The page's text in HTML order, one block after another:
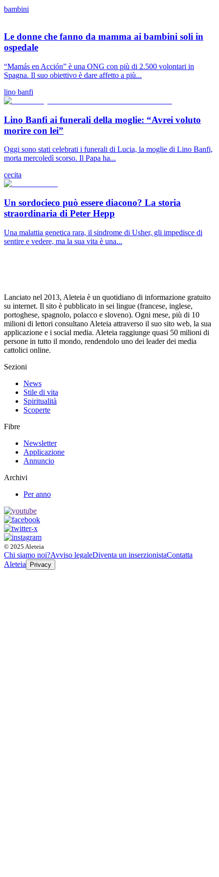
bambini
Le donne che fanno da mamma ai bambini soli in
ospedale
“Mamás en Acción” è una ONG con più di 2.500 volontari in
Spagna. Il suo obiettivo è dare affetto a più...
lino banfi
Lino Banfi ai funerali della moglie: “Avrei voluto
morire con lei”
Oggi sono stati celebrati i funerali di Lucia, la moglie di Lino Banfi,
morta mercoledì scorso. Il Papa ha...
cecita
Un sordocieco può essere diacono? La storia
straordinaria di Peter Hepp
Una malattia genetica rara, il sindrome di Usher, gli impedisce di
sentire e vedere, ma la sua vita è una...
Lanciato nel 2013, Aleteia è un quotidiano di informazione gratuito
su internet. Il sito è pubblicato in sei lingue (francese, inglese,
portoghese, spagnolo, polacco e sloveno). Ogni mese, più di 10
milioni di lettori consultano Aleteia attraverso il suo sito web, la sua
applicazione e i social media. Aleteia raggiunge quasi 50 milioni di
persone in tutto il mondo, rendendolo uno dei leader dei media
cattolici online.
Sezioni
News
Stile di vita
Spiritualità
Scoperte
Fibre
Newsletter
Applicazione
Annuncio
Archivi
Per anno
© 2025 Aleteia
Chi siamo noi?Avviso legaleDiventa un inserzionistaContatta
Aleteia
Privacy